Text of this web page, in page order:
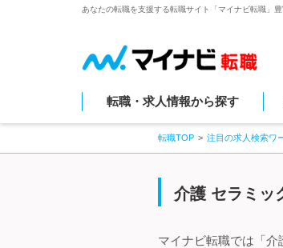
あなたの転職を支援する転職サイト「マイナビ転職」
転職・求人情報から探す
転職TOP 注目の求人検索ワ
介護 セラミッ
マイナビ転職では「